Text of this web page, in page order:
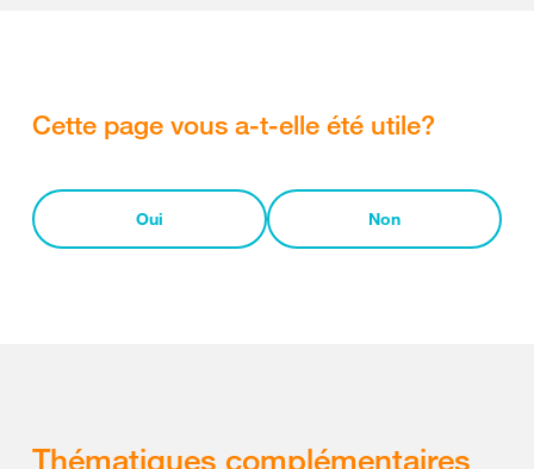
Cette page vous a-t-elle été utile?
Oui Non
Thématiques complémentaires